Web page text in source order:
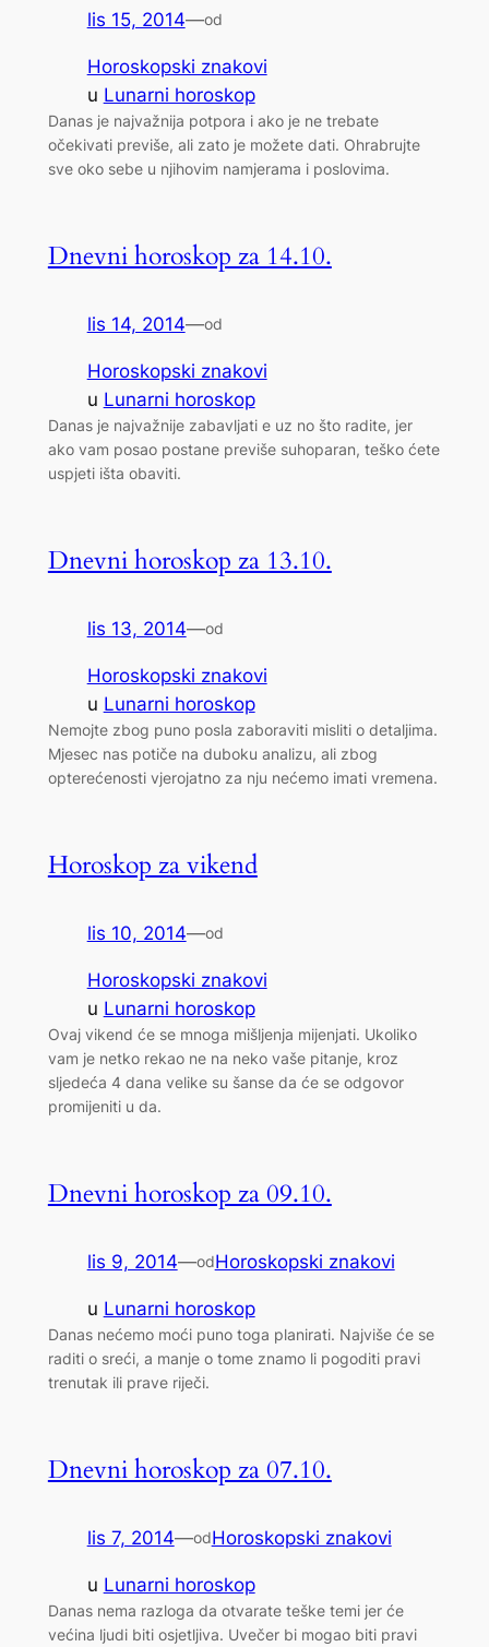
lis 15, 2014—od
Horoskopski znakovi
u Lunarni horoskop
Danas je najvažnija potpora i ako je ne trebate
očekivati previše, ali zato je možete dati. Ohrabrujte
sve oko sebe u njihovim namjerama i poslovima.
Dnevni horoskop za 14.10.
lis 14, 2014—od
Horoskopski znakovi
u Lunarni horoskop
Danas je najvažnije zabavljati e uz no što radite, jer
ako vam posao postane previše suhoparan, teško ćete
uspjeti išta obaviti.
Dnevni horoskop za 13.10.
lis 13, 2014—od
Horoskopski znakovi
u Lunarni horoskop
Nemojte zbog puno posla zaboraviti misliti o detaljima.
Mjesec nas potiče na duboku analizu, ali zbog
opterećenosti vjerojatno za nju nećemo imati vremena.
Horoskop za vikend
lis 10, 2014—od
Horoskopski znakovi
u Lunarni horoskop
Ovaj vikend će se mnoga mišljenja mijenjati. Ukoliko
vam je netko rekao ne na neko vaše pitanje, kroz
sljedeća 4 dana velike su šanse da će se odgovor
promijeniti u da.
Dnevni horoskop za 09.10.
lis 9, 2014—odHoroskopski znakovi
u Lunarni horoskop
Danas nećemo moći puno toga planirati. Najviše će se
raditi o sreći, a manje o tome znamo li pogoditi pravi
trenutak ili prave riječi.
Dnevni horoskop za 07.10.
lis 7, 2014—odHoroskopski znakovi
u Lunarni horoskop
Danas nema razloga da otvarate teške temi jer će
većina ljudi biti osjetljiva. Uvečer bi mogao biti pravi